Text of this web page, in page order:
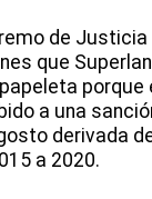
de Justicia
que
porque
a una
derivada
a 2020.